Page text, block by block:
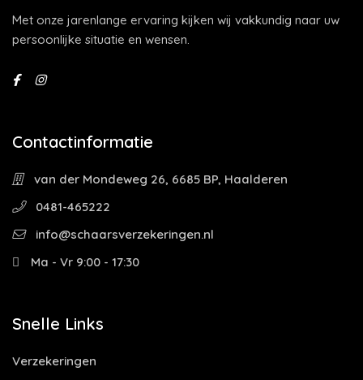
Met onze jarenlange ervaring kijken wij vakkundig naar uw
persoonlijke situatie en wensen.
Contactinformatie
van der Mondeweg 26, 6685 BP, Haalderen
0481-465222
info@schaarsverzekeringen.nl
Ma - Vr 9:00 - 17:30
Snelle Links
Verzekeringen